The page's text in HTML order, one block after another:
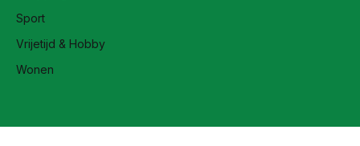
Sport
Vrijetijd & Hobby
Wonen